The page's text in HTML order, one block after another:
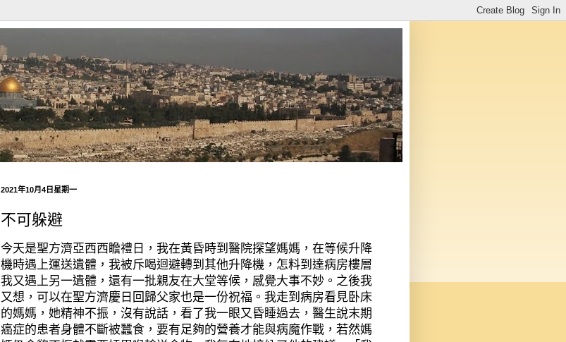
2021年10月4日星期一
不可躲避
今天是聖方濟亞西西瞻禮日，我在黃昏時到醫院探望媽媽，在等候升降
機時遇上運送遺體，我被斥喝迴避轉到其他升降機，怎料到達病房樓層
我又遇上另一遺體，還有一批親友在大堂等候，感覺大事不妙。之後我
又想，可以在聖方濟慶日回歸父家也是一份祝福。我走到病房看見卧床
的媽媽，她精神不振，沒有說話，看了我一眼又昏睡過去，醫生說末期
癌症的患者身體不斷被蠶食，要有足夠的營養才能與病魔作戰，若然媽